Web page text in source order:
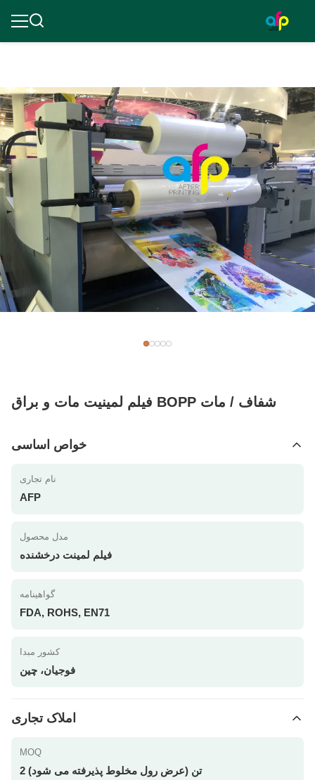
فیلم لمینیت مات و براق BOPP شفاف / مات
خواص اساسی
نام تجاری
AFP
مدل محصول
فیلم لمینت درخشنده
گواهینامه
FDA, ROHS, EN71
کشور مبدا
فوجیان، چین
املاک تجاری
MOQ
2 تن (عرض رول مخلوط پذیرفته می شود)